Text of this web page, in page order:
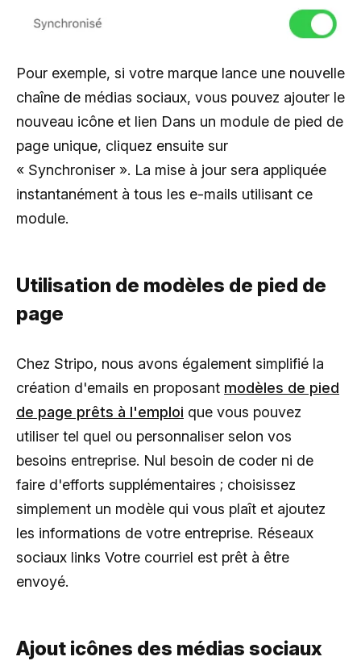
Pour exemple, si votre marque lance une nouvelle
chaîne de médias sociaux, vous pouvez ajouter le
nouveau icône et lien Dans un module de pied de
page unique, cliquez ensuite sur
« Synchroniser ». La mise à jour sera appliquée
instantanément à tous les e-mails utilisant ce
module.
Utilisation de modèles de pied de
page
Chez Stripo, nous avons également simplifié la
création d'emails en proposant modèles de pied
de page prêts à l'emploi que vous pouvez
utiliser tel quel ou personnaliser selon vos
besoins entreprise. Nul besoin de coder ni de
faire d'efforts supplémentaires ; choisissez
simplement un modèle qui vous plaît et ajoutez
les informations de votre entreprise. Réseaux
sociaux links Votre courriel est prêt à être
envoyé.
Ajout icônes des médias sociaux